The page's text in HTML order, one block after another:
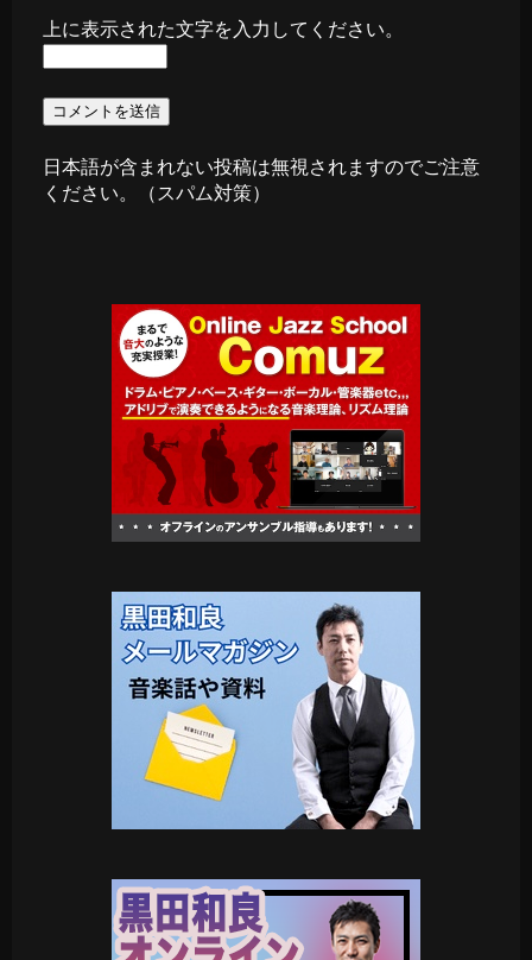
上に表示された文字を入力してください。
日本語が含まれない投稿は無視されますのでご注意
ください。（スパム対策）